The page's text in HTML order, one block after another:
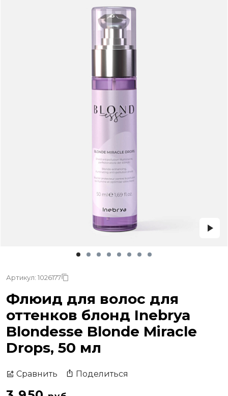
Артикул: 1026177
Флюид для волос для
оттенков блонд Inebrya
Blondesse Blonde Miracle
Drops, 50 мл
Сравнить Поделиться